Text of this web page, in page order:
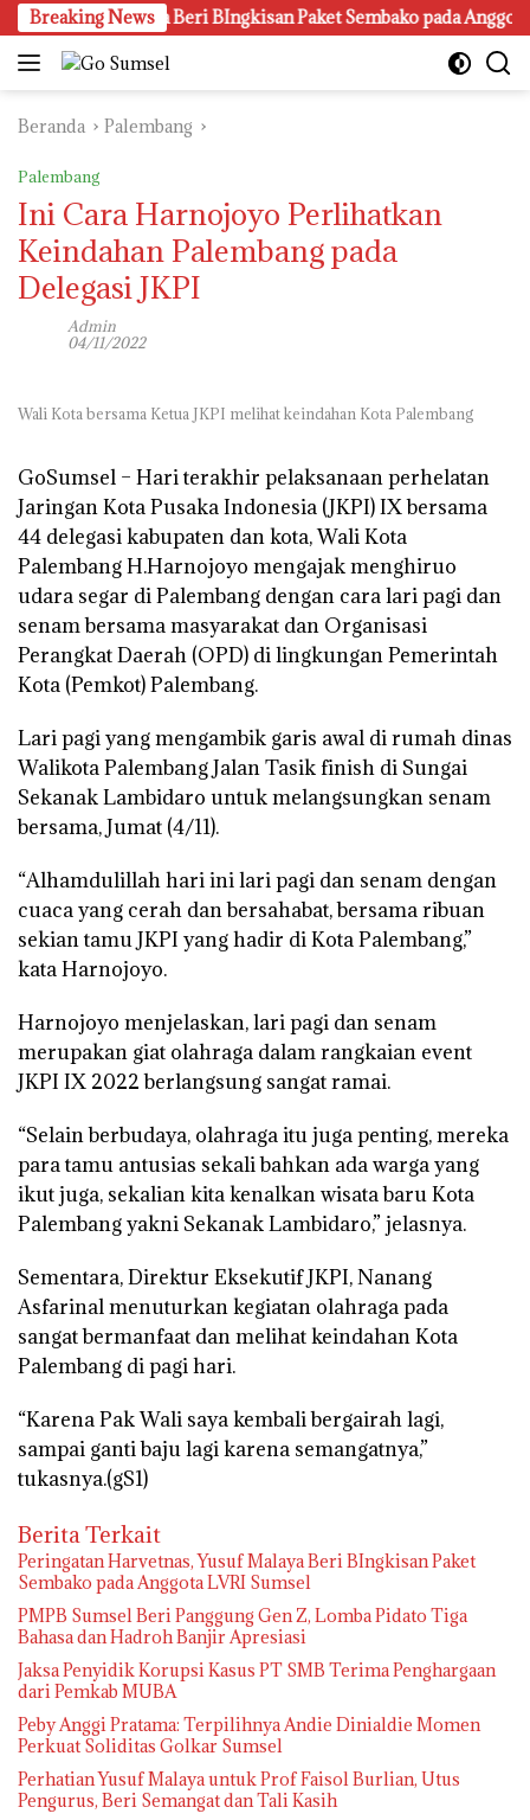
Langsung
ke
konten
Breaking News
Yusuf Malaya Beri BIngkisan Paket Sembako pada Anggota
Beranda Palembang
Palembang
Ini Cara Harnojoyo Perlihatkan
Keindahan Palembang pada
Delegasi JKPI
Admin
04/11/2022
Wali Kota bersama Ketua JKPI melihat keindahan Kota Palembang
GoSumsel – Hari terakhir pelaksanaan perhelatan
Jaringan Kota Pusaka Indonesia (JKPI) IX bersama
44 delegasi kabupaten dan kota, Wali Kota
Palembang H.Harnojoyo mengajak menghiruo
udara segar di Palembang dengan cara lari pagi dan
senam bersama masyarakat dan Organisasi
Perangkat Daerah (OPD) di lingkungan Pemerintah
Kota (Pemkot) Palembang.
Lari pagi yang mengambik garis awal di rumah dinas
Walikota Palembang Jalan Tasik finish di Sungai
Sekanak Lambidaro untuk melangsungkan senam
bersama, Jumat (4/11).
“Alhamdulillah hari ini lari pagi dan senam dengan
cuaca yang cerah dan bersahabat, bersama ribuan
sekian tamu JKPI yang hadir di Kota Palembang,”
kata Harnojoyo.
Harnojoyo menjelaskan, lari pagi dan senam
merupakan giat olahraga dalam rangkaian event
JKPI IX 2022 berlangsung sangat ramai.
“Selain berbudaya, olahraga itu juga penting, mereka
para tamu antusias sekali bahkan ada warga yang
ikut juga, sekalian kita kenalkan wisata baru Kota
Palembang yakni Sekanak Lambidaro,” jelasnya.
Sementara, Direktur Eksekutif JKPI, Nanang
Asfarinal menuturkan kegiatan olahraga pada
sangat bermanfaat dan melihat keindahan Kota
Palembang di pagi hari.
“Karena Pak Wali saya kembali bergairah lagi,
sampai ganti baju lagi karena semangatnya,”
tukasnya.(gS1)
Berita Terkait
Peringatan Harvetnas, Yusuf Malaya Beri BIngkisan Paket
Sembako pada Anggota LVRI Sumsel
PMPB Sumsel Beri Panggung Gen Z, Lomba Pidato Tiga
Bahasa dan Hadroh Banjir Apresiasi
Jaksa Penyidik Korupsi Kasus PT SMB Terima Penghargaan
dari Pemkab MUBA
Peby Anggi Pratama: Terpilihnya Andie Dinialdie Momen
Perkuat Soliditas Golkar Sumsel
Perhatian Yusuf Malaya untuk Prof Faisol Burlian, Utus
Pengurus, Beri Semangat dan Tali Kasih